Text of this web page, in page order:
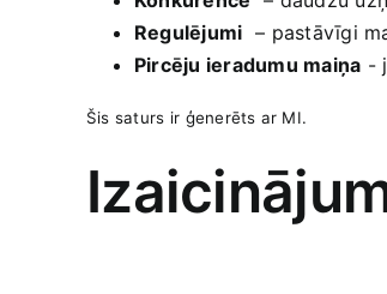
Regulējumi
– pastāvīgi
Pircēju ieradumu maiņa ⁣-⁤
Šis saturs⁢ ir‍ ģenerēts ar MI.